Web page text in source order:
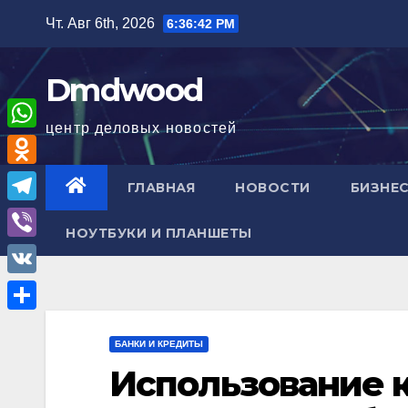
содержимому
Чт. Авг 6th, 2026 6:36:43 PM
Dmdwood
центр деловых новостей
ГЛАВНАЯ НОВОСТИ
НОУТБУКИ И ПЛАНШЕТЫ
БАНКИ И КРЕДИТЫ
Использование
W
h
a
s
A
O
d
n
o
k
T
e
l
e
V
i
b
V